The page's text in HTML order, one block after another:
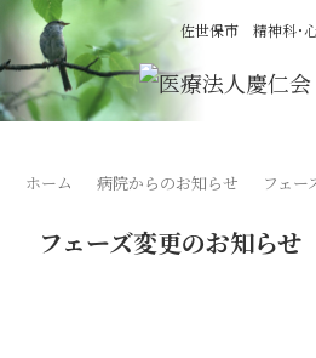
佐世保市 精神科･
ホーム 病院からのお知らせ フェー
フェーズ変更のお知らせ